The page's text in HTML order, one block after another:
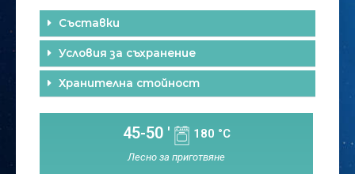
Съставки
Условия за съхранение
Хранителна стойност
45-50 ' 180 °C
Лесно за приготвяне